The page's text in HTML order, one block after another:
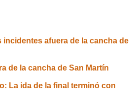
incidentes afuera de la cancha de
de la cancha de San Martín
La ida de la final terminó con